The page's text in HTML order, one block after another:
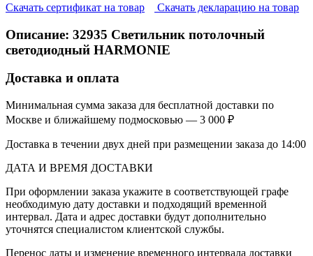
Cкачать сертификат на товар
Cкачать декларацию на товар
Описание: 32935 Светильник потолочный
светодиодный HARMONIE
Доставка и оплата
Минимальная сумма заказа для бесплатной доставки по
Москве и ближайшему подмосковью — 3 000 ₽
Доставка в течении двух дней при размещении заказа до 14:00
ДАТА И ВРЕМЯ ДОСТАВКИ
При оформлении заказа укажите в соответствующей графе
необходимую дату доставки и подходящий временной
интервал. Дата и адрес доставки будут дополнительно
уточнятся специалистом клиентской службы.
Перенос даты и изменение временного интервала доставки